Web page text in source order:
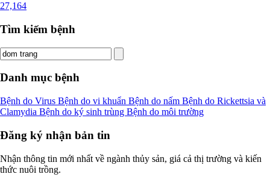
27,164
Tìm kiếm bệnh
Danh mục bệnh
Bệnh do Virus Bệnh do vi khuẩn Bệnh do nấm Bệnh do Rickettsia và
Clamydia Bệnh do ký sinh trùng Bệnh do môi trường
Đăng ký nhận bản tin
Nhận thông tin mới nhất về ngành thủy sản, giá cả thị trường và kiến
thức nuôi trồng.